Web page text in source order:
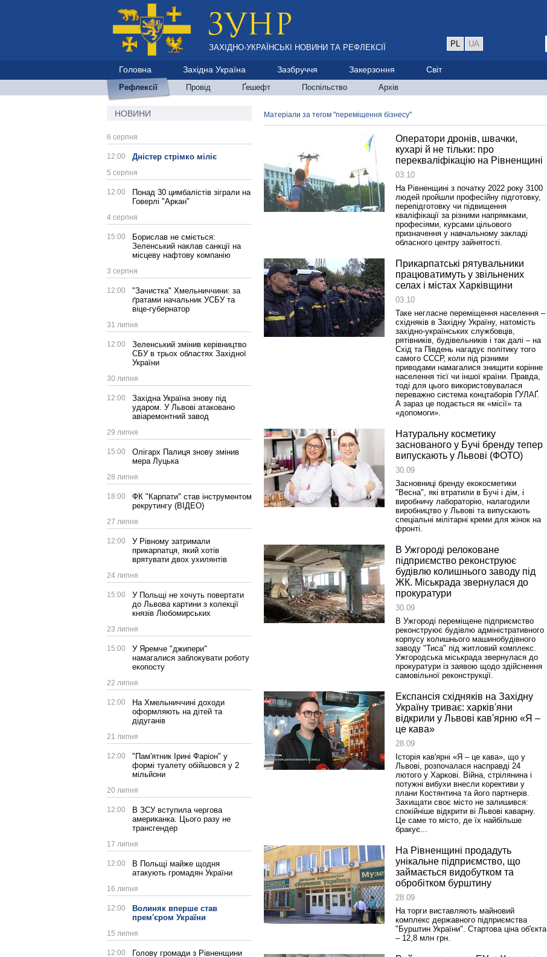
ЗАХІДНО-УКРАЇНСЬКІ НОВИНИ ТА РЕФЛЕКСІЇ PL UA
Головна Західна Україна Зазбруччя Закерзоння Світ
Рефлексії Провід Ґешефт Поспільство Архів
НОВИНИ
6 серпня
12:00 Дністер стрімко міліє
5 серпня
12:00
Понад 30 цимбалістів зіграли на
Говерлі "Аркан"
4 серпня
15:00
Борислав не сміється:
Зеленський наклав санкції на
місцеву нафтову компанію
3 серпня
12:00
"Зачистка" Хмельниччини: за
ґратами начальник УСБУ та
віце-губернатор
31 липня
12:00
Зеленський змінив керівництво
СБУ в трьох областях Західної
України
30 липня
12:00
Західна Україна знову під
ударом. У Львові атаковано
авіаремонтний завод
29 липня
15:00
Олігарх Палиця знову змінив
мера Луцька
28 липня
18:00
ФК "Карпати" став інструментом
рекрутингу (ВІДЕО)
27 липня
12:00
У Рівному затримали
прикарпатця, який хотів
врятувати двох ухилянтів
24 липня
15:00
У Польщі не хочуть повертати
до Львова картини з колекції
князів Любомирських
23 липня
15:00
У Яремче "джипери"
намагалися заблокувати роботу
екопосту
22 липня
12:00
На Хмельниччині доходи
оформляють на дітей та
дідуганів
21 липня
12:00
"Пам'ятник Ірині Фаріон" у
формі туалету обійшовся у 2
мільйони
20 липня
12:00
В ЗСУ вступила чергова
американка. Цього разу не
трансгендер
17 липня
12:00
В Польщі майже щодня
атакують громадян України
16 липня
12:00
Волиняк вперше став
прем'єром України
15 липня
12:00
Голову громади з Рівненщини
Матеріали за тегом "переміщення бізнесу"
Оператори дронів, швачки,
кухарі й не тільки: про
перекваліфікацію на Рівненщині
03.10
На Рівненщині з початку 2022 року 3100
людей пройшли професійну підготовку,
перепідготовку чи підвищення
кваліфікації за різними напрямками,
професіями, курсами цільового
призначення у навчальному закладі
обласного центру зайнятості.
Прикарпатські рятувальники
працюватимуть у звільнених
селах і містах Харківщини
03.10
Таке негласне переміщення населення –
східняків в Західну Україну, натомість
західно‑українських службовців,
рятівників, будівельників і так далі – на
Схід та Південь нагадує політику того
самого СССР, коли під різними
приводами намагалися знищити корінне
населення тієї чи іншої країни. Правда,
тоді для цього використовувалася
переважно система концтаборів ҐУЛАҐ.
А зараз це подається як «місії» та
«допомоги».
Натуральну косметику
заснованого у Бучі бренду тепер
випускають у Львові (ФОТО)
30.09
Засновниці бренду екокосметики
"Весна", які втратили в Бучі і дім, і
виробничу лабораторію, налагодили
виробництво у Львові та випускають
спеціальні мілітарні креми для жінок на
фронті.
В Ужгороді релоковане
підприємство реконструює
будівлю колишнього заводу під
ЖК. Міськрада звернулася до
прокуратури
30.09
В Ужгороді переміщене підприємство
реконструює будівлю адміністративного
корпусу колишнього машинобудівного
заводу "Тиса" під житловий комплекс.
Ужгородська міськрада звернулася до
прокуратури із заявою щодо здійснення
самовільної реконструкції.
Експансія східняків на Західну
Україну триває: харків'яни
відкрили у Львові кав'ярню «Я –
це кава»
28.09
Історія кав'ярні «Я – це кава», що у
Львові, розпочалася насправді 24
лютого у Харкові. Війна, стрілянина і
потужні вибухи внесли корективи у
плани Костянтина та його партнерів.
Захищати своє місто не залишився:
спокійніше відкрити ві Львові каварну.
Це саме то місто, де їх найбільше
бракує...
На Рівненщині продадуть
унікальне підприємство, що
займається видобутком та
обробітком бурштину
28.09
На торги виставляють майновий
комплекс державного підприємства
"Бурштин України". Стартова ціна об'єкта
– 12,8 млн грн.
Реконструкція подій 1 листопада
1918 року у Львові